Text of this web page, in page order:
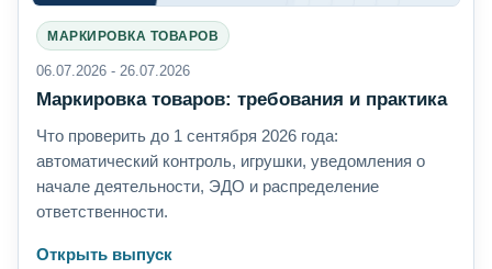
МАРКИРОВКА ТОВАРОВ
06.07.2026 - 26.07.2026
Маркировка товаров: требования и практика
Что проверить до 1 сентября 2026 года:
автоматический контроль, игрушки, уведомления о
начале деятельности, ЭДО и распределение
ответственности.
Открыть выпуск